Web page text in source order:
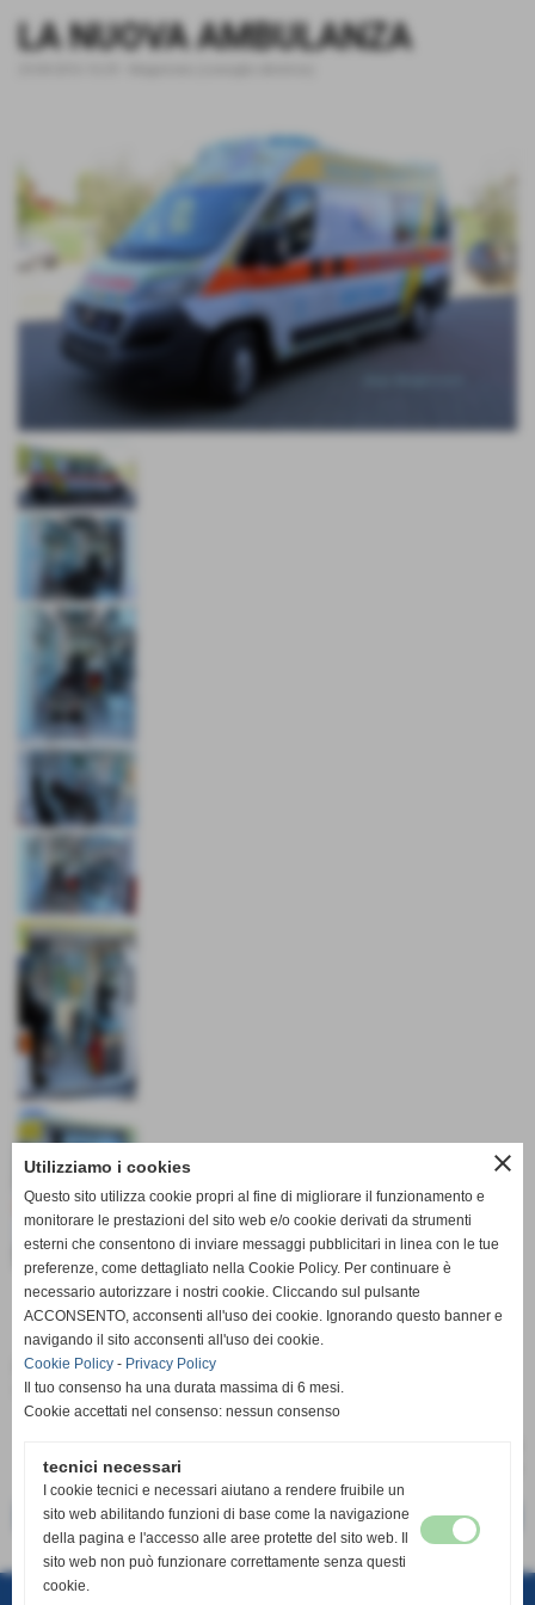
LA NUOVA AMBULANZA
Ecco le foto in dettaglio della nostra nuova ambulanza
costruita su telaio DUCATO Fiat.
<< precedente successivo >>
close
Utilizziamo i cookies
Questo sito utilizza cookie propri al fine di migliorare il funzionamento e
monitorare le prestazioni del sito web e/o cookie derivati da strumenti
esterni che consentono di inviare messaggi pubblicitari in linea con le tue
preferenze, come dettagliato nella Cookie Policy. Per continuare è
necessario autorizzare i nostri cookie. Cliccando sul pulsante
ACCONSENTO, acconsenti all'uso dei cookie. Ignorando questo banner e
navigando il sito acconsenti all'uso dei cookie.
Cookie Policy - Privacy Policy
Il tuo consenso ha una durata massima di 6 mesi.
Cookie accettati nel consenso: nessun consenso
tecnici necessari
I cookie tecnici e necessari aiutano a rendere fruibile un
sito web abilitando funzioni di base come la navigazione
della pagina e l'accesso alle aree protette del sito web. Il
sito web non può funzionare correttamente senza questi
cookie.